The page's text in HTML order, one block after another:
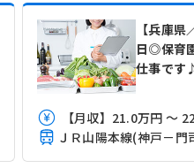
【兵庫
日◎保育
仕事です